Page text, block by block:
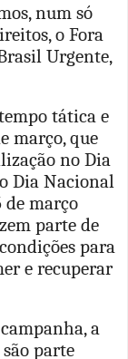
num só
o Fora
Urgente,
tática e
março, que
no Dia
Dia Nacional
de março
parte de
para
e recuperar
a
parte